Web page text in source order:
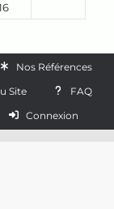
Nos Références
Site
FAQ
Connexion